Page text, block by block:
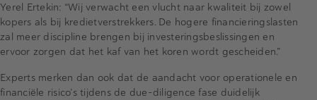
Yerel Ertekin: “Wij verwacht een vlucht naar kwaliteit bij zowel
kopers als bij kredietverstrekkers. De hogere financieringslasten
zal meer discipline brengen bij investeringsbeslissingen en
ervoor zorgen dat het kaf van het koren wordt gescheiden.”
Experts merken dan ook dat de aandacht voor operationele en
financiële risico’s tijdens de due-diligence fase duidelijk